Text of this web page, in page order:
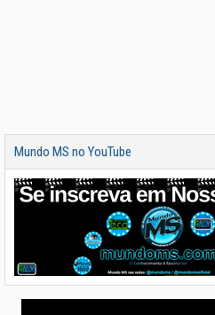
Mundo MS no YouTube